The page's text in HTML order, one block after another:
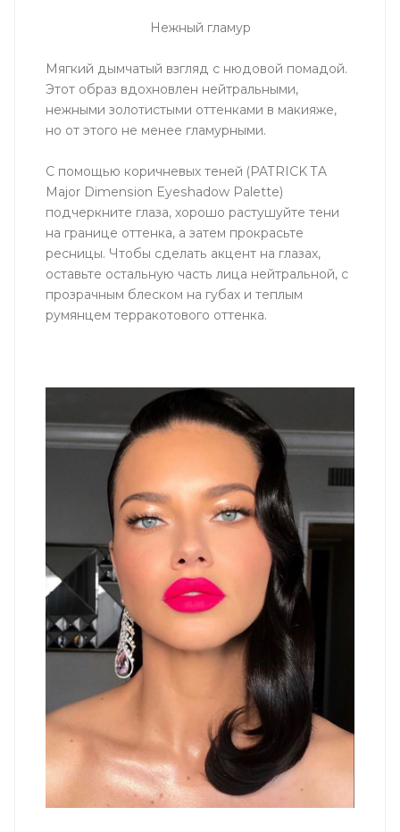
Нежный гламур
Мягкий дымчатый взгляд с нюдовой помадой.
Этот образ вдохновлен нейтральными,
нежными золотистыми оттенками в макияже,
но от этого не менее гламурными.
С помощью коричневых теней (PATRICK TA
Major Dimension Eyeshadow Palette)
подчеркните глаза, хорошо растушуйте тени
на границе оттенка, а затем прокрасьте
ресницы. Чтобы сделать акцент на глазах,
оставьте остальную часть лица нейтральной, с
прозрачным блеском на губах и теплым
румянцем терракотового оттенка.